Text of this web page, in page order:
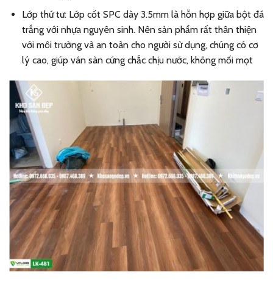
Lớp thứ tư: Lớp cốt SPC dày 3.5mm là hỗn hợp giữa bột đá
trắng với nhựa nguyên sinh. Nên sản phẩm rất thân thiện
với môi trường và an toàn cho người sử dụng, chúng có cơ
lý cao, giúp ván sàn cứng chắc chịu nước, không mối mọt